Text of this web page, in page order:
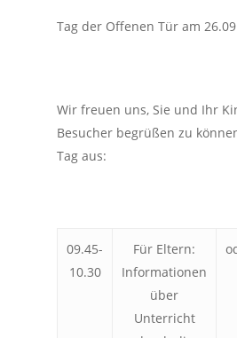
Tag der Offenen Tür am
Wir freuen uns, Sie und Ihr
Besucher begrüßen zu
Tag aus:
09.45-
10.30
Für Eltern:
Informationen
über
Unterricht